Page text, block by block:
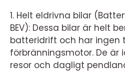
1. Helt eldrivna bilar
BEV): Dessa bilar är helt
batteridrift och har ingen
förbränningsmotor. De är
resor och dagligt